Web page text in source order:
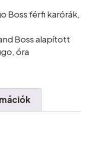
Boss férfi karórák,
Boss alapított
, óra